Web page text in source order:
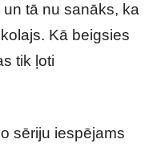
tā nu sanāks, ka
Kā beigsies
tik ļoti
sēriju iespējams